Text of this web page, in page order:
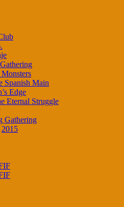
Spanish Main
Edge
Eternal Struggle
Gathering
2015